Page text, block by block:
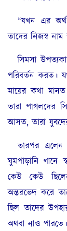
“যখন এর
তাদের নিজস্ব
সিমসা
পরিবর্তন করত।
মায়ের কথা
তারা পাগলদের
আসত, তারা
তারপর এলেন
ঘুমপাড়ানি গানে
কেউ কেউ
অন্তরভেদ করে
ছিল তাদের
অথবা নাও পারতে।